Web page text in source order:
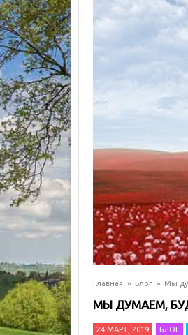
Главная » Блог » Мы
МЫ ДУМАЕМ,
24 МАРТ, 2019 БЛОГ